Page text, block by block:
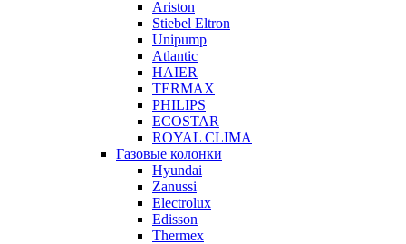
Ariston
Stiebel Eltron
Unipump
Atlantic
HAIER
TERMAX
PHILIPS
ECOSTAR
ROYAL CLIMA
Газовые колонки
Hyundai
Zanussi
Electrolux
Edisson
Thermex